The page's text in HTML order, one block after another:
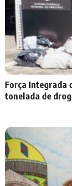
Força Integrada
tonelada de